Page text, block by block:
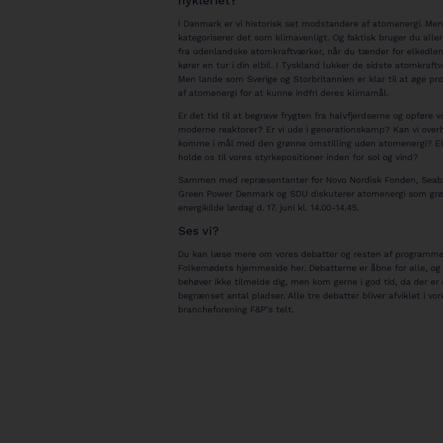
I Danmark er vi historisk set modstandere af atomenergi. Men
kategoriserer det som klimavenligt. Og faktisk bruger du
fra udenlandske atomkraftværker, når du tænder for
kører en tur i din elbil. I Tyskland lukker de sidste
Men lande som Sverige og Storbritannien er klar til at øge
af atomenergi for at kunne indfri deres klimamål.
Er det tid til at begrave frygten fra halvfjerdserne og opføre
moderne reaktorer? Er vi ude i generationskamp? Kan vi
komme i mål med den grønne omstilling uden atomenergi?
holde os til vores styrkepositioner inden for sol og vind?
Sammen med repræsentanter for Novo Nordisk Fonden,
Green Power Denmark og SDU diskuterer atomenergi som
energikilde lørdag d. 17. juni kl. 14.00-14.45.
Ses vi?
Du kan læse mere om vores debatter og resten af
Folkemødets hjemmeside her. Debatterne er åbne for alle, og
behøver ikke tilmelde dig, men kom gerne i god tid, da der er
begrænset antal pladser. Alle tre debatter bliver afviklet i
brancheforening F&P’s telt.